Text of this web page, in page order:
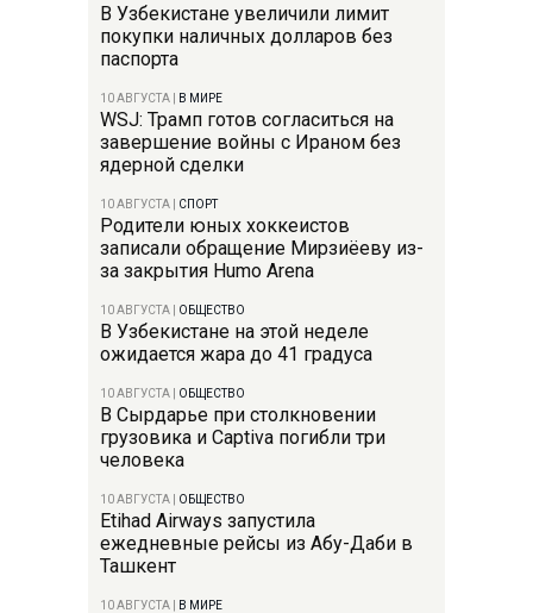
В Узбекистане увеличили лимит
покупки наличных долларов без
паспорта
10 АВГУСТА В МИРЕ
WSJ: Трамп готов согласиться на
завершение войны с Ираном без
ядерной сделки
10 АВГУСТА СПОРТ
Родители юных хоккеистов
записали обращение Мирзиёеву из-
за закрытия Humo Arena
10 АВГУСТА ОБЩЕСТВО
В Узбекистане на этой неделе
ожидается жара до 41 градуса
10 АВГУСТА ОБЩЕСТВО
В Сырдарье при столкновении
грузовика и Captiva погибли три
человека
10 АВГУСТА ОБЩЕСТВО
Etihad Airways запустила
ежедневные рейсы из Абу-Даби в
Ташкент
10 АВГУСТА В МИРЕ